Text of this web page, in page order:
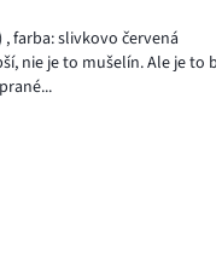
,farba: slivkovo červená
nie je to mušelín. Ale je